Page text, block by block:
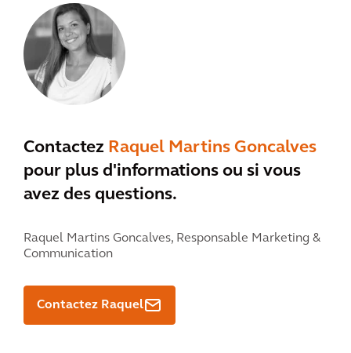
Contactez Raquel Martins Goncalves
pour plus d'informations ou si vous
avez des questions.
Raquel Martins Goncalves, Responsable Marketing &
Communication
Contactez Raquel